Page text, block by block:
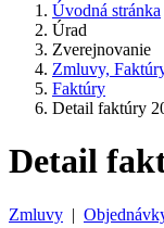
Úvodná stránka
Úrad
Zverejnovanie
Zmluvy,
Faktúry
Detail faktúry
Detail
Zmluvy |